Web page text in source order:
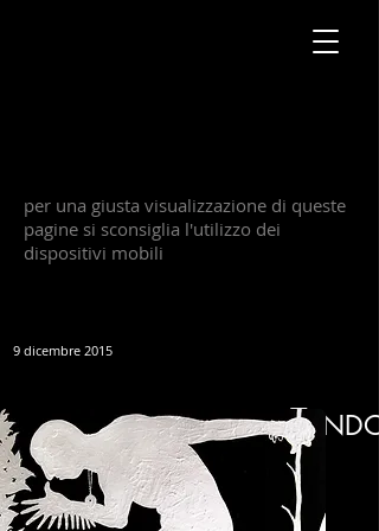
per una giusta visualizzazione di queste
pagine si sconsiglia l'utilizzo dei
dispositivi mobili
9 dicembre 2015
SEMPREPRESENTESENTENDO